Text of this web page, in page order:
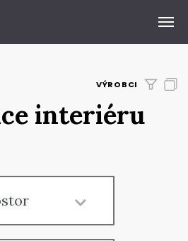
interiéru
VÝROBCI